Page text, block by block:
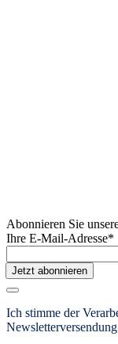
Abonnieren Sie
Ihre E-Mail-Adresse*
Jetzt abonnieren
Ich stimme der